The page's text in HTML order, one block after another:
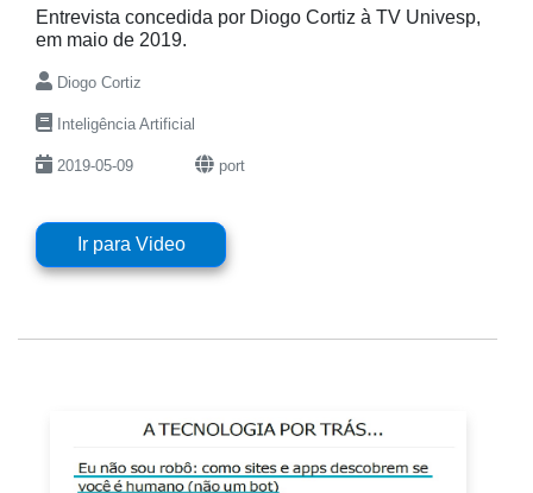
Entrevista concedida por Diogo Cortiz à TV Univesp,
em maio de 2019.
Diogo Cortiz
Inteligência Artificial
2019-05-09 port
Ir para Video